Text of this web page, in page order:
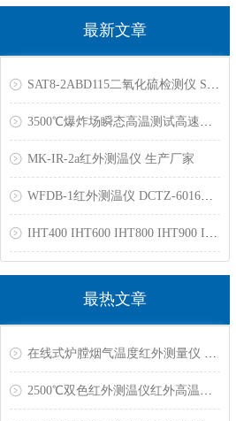
最新文章
SAT8-2ABD115二氧化硫检测仪 SAT8-1ARB100苯检测仪
3500℃爆炸场瞬态高温测试高速光谱相机双色测温仪光纤高温计
MK-IR-2a红外测温仪 生产厂家
WFDB-1红外测温仪 DCTZ-6016高温计3000℃
IHT400 IHT600 IHT800 IHT900 IHT1100 IHT1400红外测温仪
最热文章
在线式炉膛烟气温度红外测量仪 RAYBS211YC
2500℃双色红外测温仪红外高温计 石墨烯,冶金,真空炉,工业炉专用